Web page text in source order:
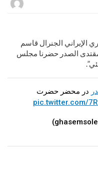
الإيراني الجنرال قاسم
مقتدى الصدر حضرنا مجلس
در محضر حضرت
pic.twitter.com/